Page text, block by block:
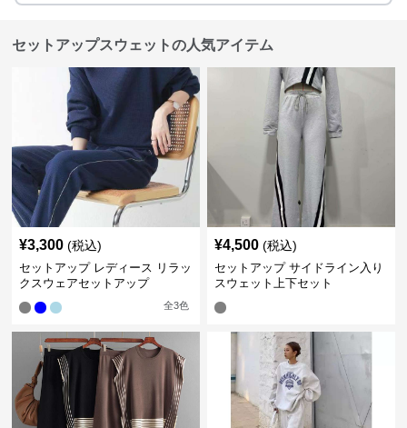
セットアップスウェットの人気アイテム
¥3,300 (税込)
セットアップ レディース リラッ
クスウェアセットアップ
全3色
¥4,500 (税込)
セットアップ サイドライン入り
スウェット上下セット